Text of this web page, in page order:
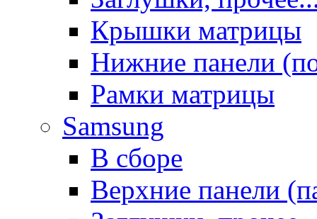
Крышки матрицы
Нижние панели
Рамки матрицы
Samsung
В сборе
Верхние панели